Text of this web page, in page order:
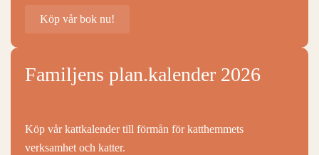
Köp vår bok nu!
Familjens plan.kalender 2026
Köp vår kattkalender till förmån för katthemmets
verksamhet och katter.